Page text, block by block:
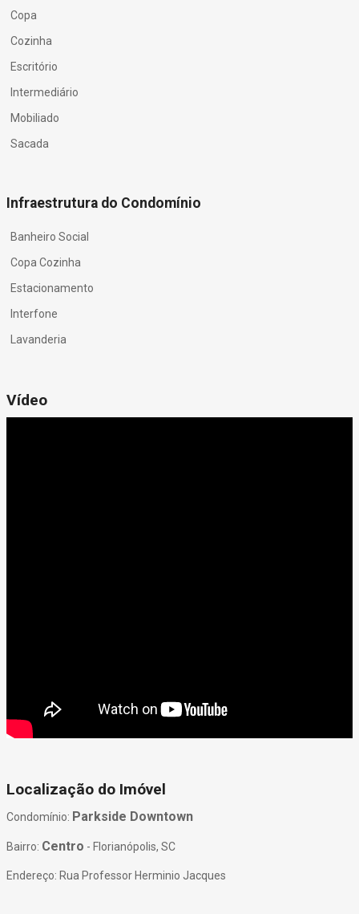
Copa
Cozinha
Escritório
Intermediário
Mobiliado
Sacada
Infraestrutura do Condomínio
Banheiro Social
Copa Cozinha
Estacionamento
Interfone
Lavanderia
Vídeo
Localização do Imóvel
Condomínio: Parkside Downtown
Bairro: Centro - Florianópolis, SC
Endereço: Rua Professor Herminio Jacques